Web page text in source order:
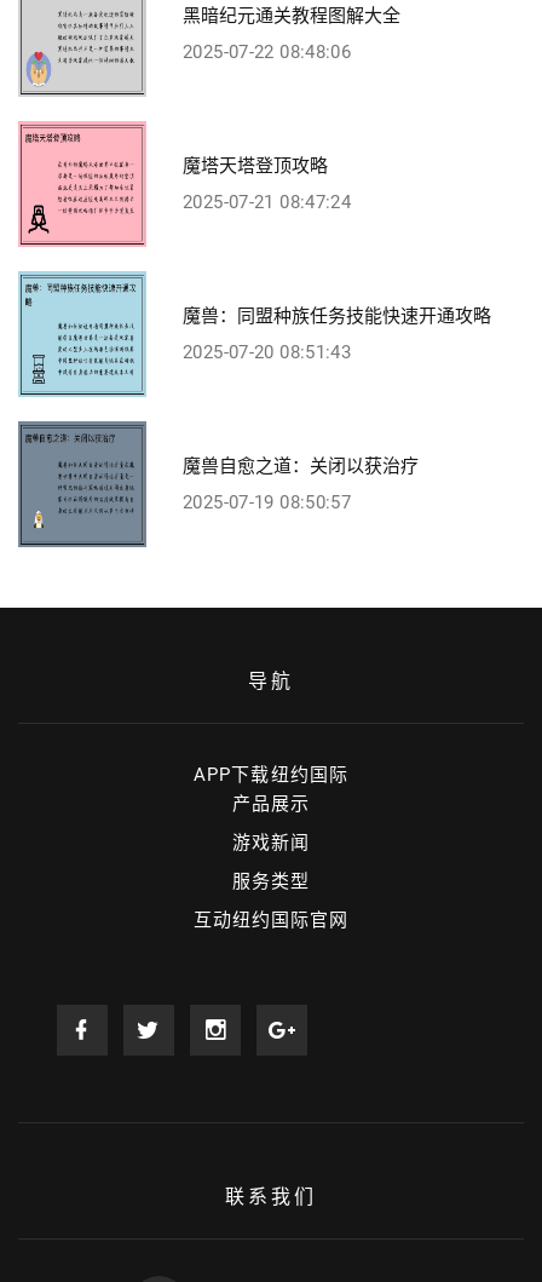
黑暗纪元通关教程图解大全
2025-07-22 08:48:06
魔塔天塔登顶攻略
2025-07-21 08:47:24
魔兽：同盟种族任务技能快速开通攻略
2025-07-20 08:51:43
魔兽自愈之道：关闭以获治疗
2025-07-19 08:50:57
导航
APP下载纽约国际
产品展示
游戏新闻
服务类型
互动纽约国际官网
联系我们